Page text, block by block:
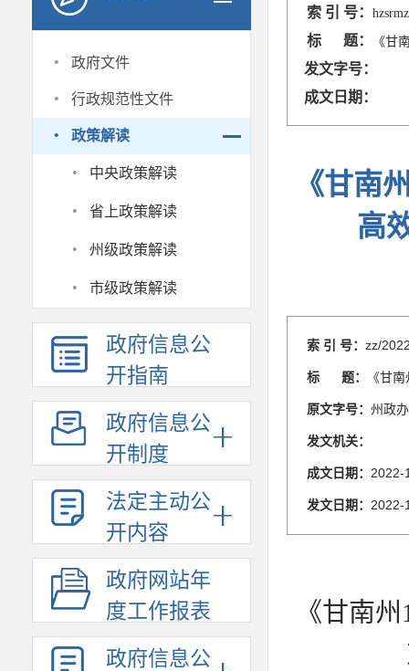
· 政府文件
· 行政规范性文件
· 政策解读
· 中央政策解读
· 省上政策解读
· 州级政策解读
· 市级政策解读
政府信息公
开指南
政府信息公
开制度
法定主动公
开内容
政府网站年
度工作报表
政府信息公
索 引 号：
标 题： 《甘
发文字号：
成文日期：
《甘南
高
索 引 号： zz/
标 题： 《甘
原文字号： 州政
发文机关：
成文日期： 2022-
发文日期： 2022-
《甘南州